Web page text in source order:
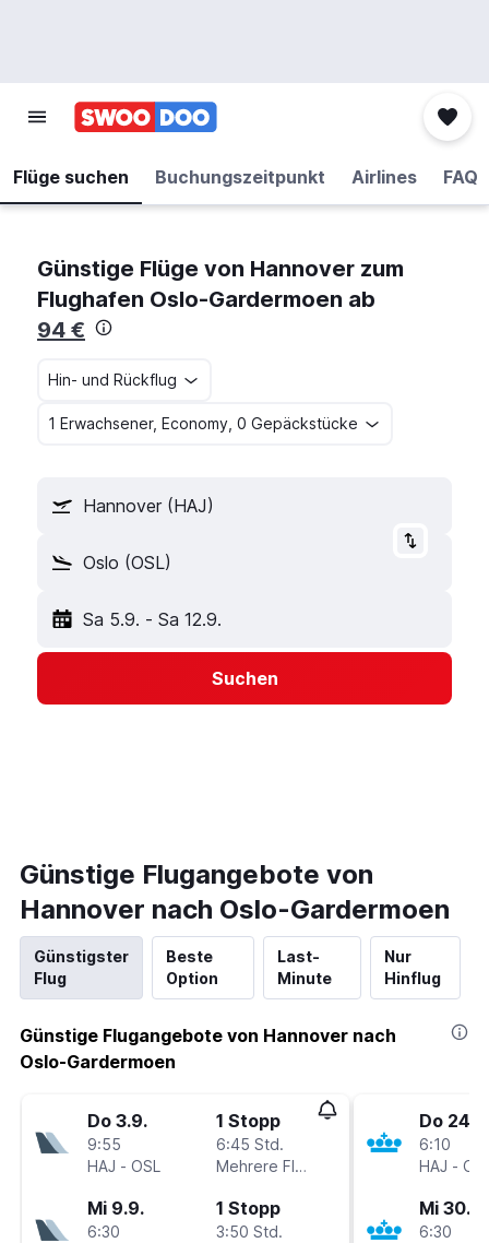
Flüge suchen Buchungszeitpunkt Airlines FAQ
Günstige Flüge von Hannover zum
Flughafen Oslo-Gardermoen ab
94 €
Hin- und Rückflug
1 Erwachsener, Economy, 0 Gepäckstücke
Hannover (HAJ)
Oslo (OSL)
Sa 5.9. - Sa 12.9.
Suchen
Günstige Flugangebote von
Hannover nach Oslo-Gardermoen
Günstigster
Flug
Beste
Option
Last-
Minute
Nur
Hinflug
Günstige Flugangebote von Hannover nach
Oslo-Gardermoen
Do 3.9.
9:55
HAJ - OSL
1 Stopp
6:45 Std.
Mehrere Fluglinien
Mi 9.9.
6:30
1 Stopp
3:50 Std.
Do
6:10
HAJ -
Mi 30.9.
6:30